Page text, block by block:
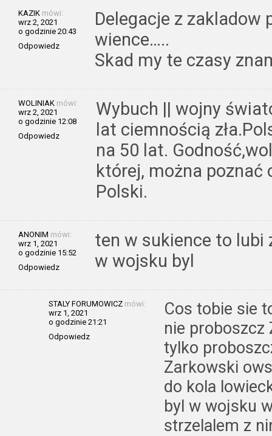
KAZIK mówi:
wrz 2, 2021
o godzinie 20:43
Odpowiedz
Delegacje z zakladow
wience…..
Skad my te czasy
WOLINIAK mówi:
wrz 2, 2021
o godzinie 12:08
Odpowiedz
Wybuch || wojny
lat ciemnością
na 50 lat.
której, można
Polski.
ANONIM mówi:
wrz 1, 2021
o godzinie 15:52
Odpowiedz
ten w sukience to lubi
w wojsku byl
STALY FORUMOWICZ mówi:
wrz 1, 2021
o godzinie 21:21
Odpowiedz
Cos tobie sie
nie proboszcz
tylko
Zarkowski
do kola
byl w wojsku
strzelalem z